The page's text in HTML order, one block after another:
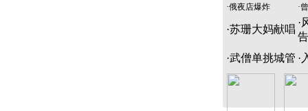
·俄夜店爆炸 ·
·苏珊大妈献唱
·
告
·武僧单挑城管 ·